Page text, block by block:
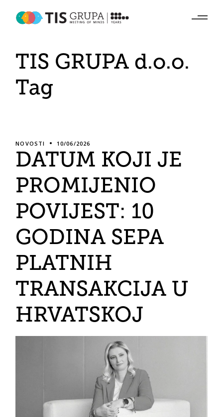
TIS GRUPA d.o.o.
Tag
NOVOSTI 10/06/2026
DATUM KOJI JE
PROMIJENIO
POVIJEST: 10
GODINA SEPA
PLATNIH
TRANSAKCIJA U
HRVATSKOJ